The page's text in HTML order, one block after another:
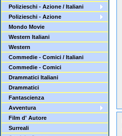
Polizieschi - Azione / Italiani
Polizieschi - Azione
Mondo Movie
Western Italiani
Western
Commedie - Comici / Italiani
Commedie - Comici
Drammatici Italiani
Drammatici
Fantascienza
Avventura
Film d' Autore
Surreali